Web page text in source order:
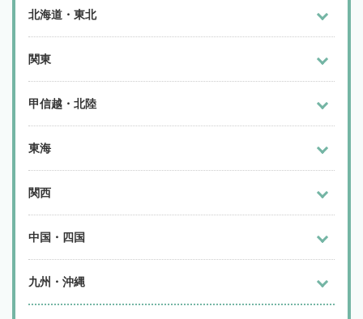
北海道・東北
関東
甲信越・北陸
東海
関西
中国・四国
九州・沖縄